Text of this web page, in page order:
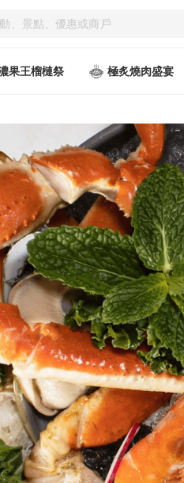
果王榴槤祭 極炙燒肉盛宴